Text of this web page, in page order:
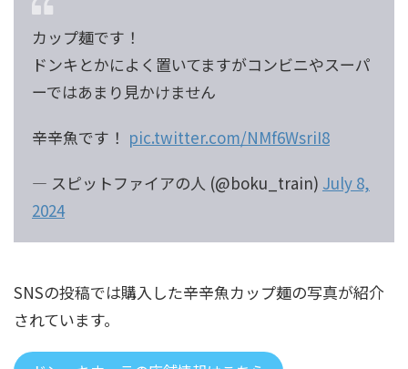
カップ麺です！
ドンキとかによく置いてますがコンビニやスーパ
ーではあまり見かけません
辛辛魚です！ pic.twitter.com/NMf6WsriI8
— スピットファイアの人 (@boku_train) July 8,
2024
SNSの投稿では購入した辛辛魚カップ麺の写真が紹介
されています。